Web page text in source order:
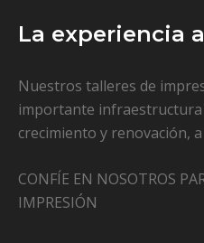
La experiencia
Nuestros talleres de
importante infraestructura
crecimiento y renovación,
CONFÍE EN NOSOTROS
IMPRESIÓN